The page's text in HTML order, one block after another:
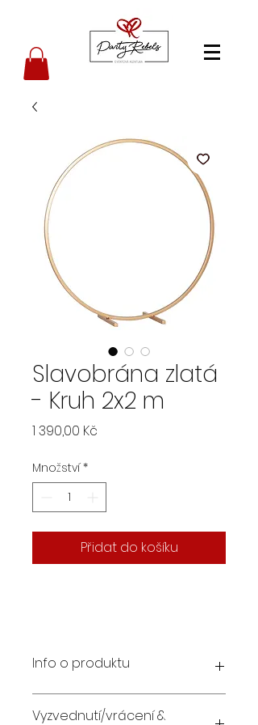
Slavobrána zlatá
- Kruh 2x2 m
1 390,00 Kč
Množství *
Přidat do košíku
Info o produktu
nejoblíbenější svatební dekorace
Vyzvednutí/vrácení &